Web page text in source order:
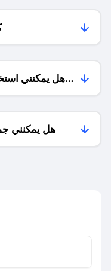
هل يمكنني
هل يمكنني